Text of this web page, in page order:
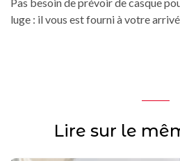
luge : il vous est fourni à votre
Lire sur le